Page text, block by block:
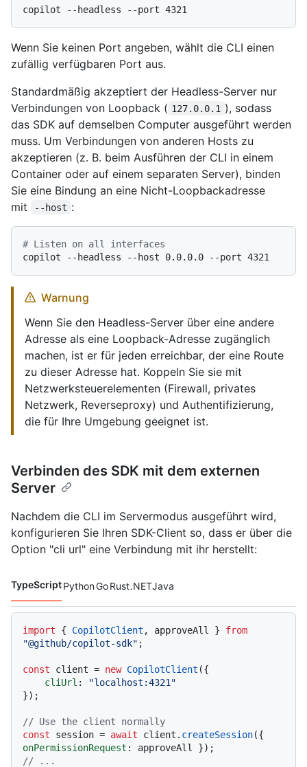
Wenn Sie keinen Port angeben, wählt die CLI einen
zufällig verfügbaren Port aus.
Standardmäßig akzeptiert der Headless-Server nur
Verbindungen von Loopback ( 127.0.0.1 ), sodass
das SDK auf demselben Computer ausgeführt werden
muss. Um Verbindungen von anderen Hosts zu
akzeptieren (z. B. beim Ausführen der CLI in einem
Container oder auf einem separaten Server), binden
Sie eine Bindung an eine Nicht-Loopbackadresse
mit
--host :
# Listen on all interfaces
Warnung
Wenn Sie den Headless-Server über eine andere
Adresse als eine Loopback-Adresse zugänglich
machen, ist er für jeden erreichbar, der eine Route
zu dieser Adresse hat. Koppeln Sie sie mit
Netzwerksteuerelementen (Firewall, privates
Netzwerk, Reverseproxy) und Authentifizierung,
die für Ihre Umgebung geeignet ist.
Verbinden des SDK mit dem externen
Server
Nachdem die CLI im Servermodus ausgeführt wird,
konfigurieren Sie Ihren SDK-Client so, dass er über die
Option "cli url" eine Verbindung mit ihr herstellt:
Codesprachen navigation
TypeScriptPythonGoRust.NETJava
import { CopilotClient , approveAll } from
"@github/copilot-sdk" ;
const client = new CopilotClient ({
cliUrl :
"localhost:4321"
});
// Use the client normally
const session = await client. createSession
onPermissionRequest
// ...